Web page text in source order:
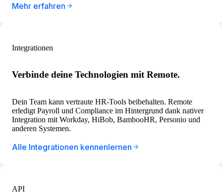
Mehr erfahren
Integrationen
Verbinde deine Technologien mit Remote.
Dein Team kann vertraute HR-Tools beibehalten. Remote
erledigt Payroll und Compliance im Hintergrund dank nativer
Integration mit Workday, HiBob, BambooHR, Personio und
anderen Systemen.
Alle Integrationen kennenlernen
API